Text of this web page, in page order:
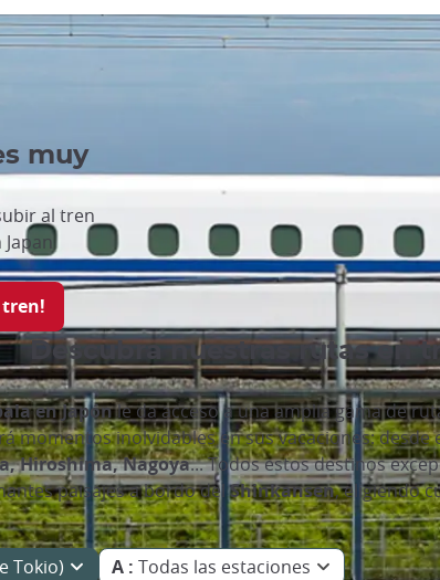
muy
al tren
tren!
Descubra nuestras rutas en
en Japónle da acceso a una amplia gama de
momentos inolvidables en sus vacaciones:
Hiroshima, Nagoya... Todos estos destinos
paisajes a bordo delShinkansen, eligiendo
Tokio) A : Todas las estaciones